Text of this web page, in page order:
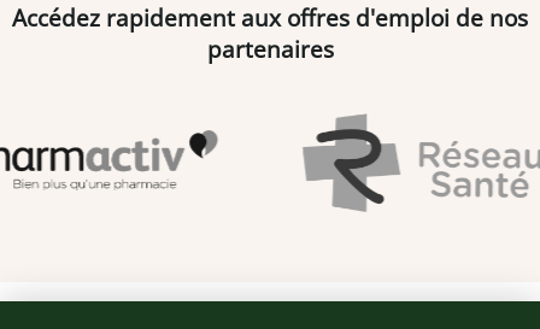
Accédez rapidement aux offres d'emploi de nos
partenaires